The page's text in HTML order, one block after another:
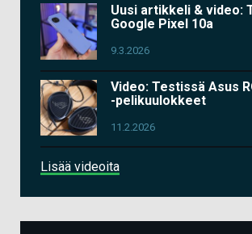
Uusi artikkeli & video:
Google Pixel 10a
9.3.2026
Video: Testissä Asus
-pelikuulokkeet
11.2.2026
Lisää videoita